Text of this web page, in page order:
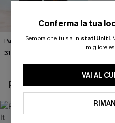
Pantaloni neri illuminanti
31,00 €
Top
35,00
POTREBBE
Conferma la tua
Sembra che tu sia in stati Uniti.
migliore
VAI AL